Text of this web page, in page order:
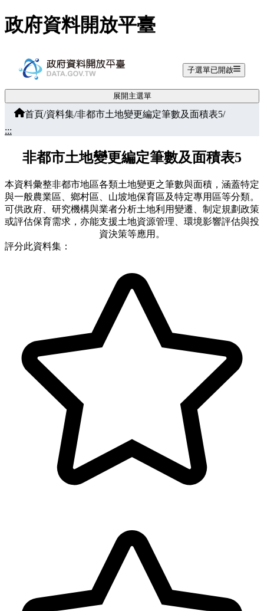
跳至主要內容
政府資料開放平臺
子選單已開啟
展開主選單
首頁/資料集/非都市土地變更編定筆數及面積表5/
:::
非都市土地變更編定筆數及面積表5
本資料彙整非都市地區各類土地變更之筆數與面積，涵蓋特定
與一般農業區、鄉村區、山坡地保育區及特定專用區等分類。
可供政府、研究機構與業者分析土地利用變遷、制定規劃政策
或評估保育需求，亦能支援土地資源管理、環境影響評估與投
資決策等應用。
評分此資料集：